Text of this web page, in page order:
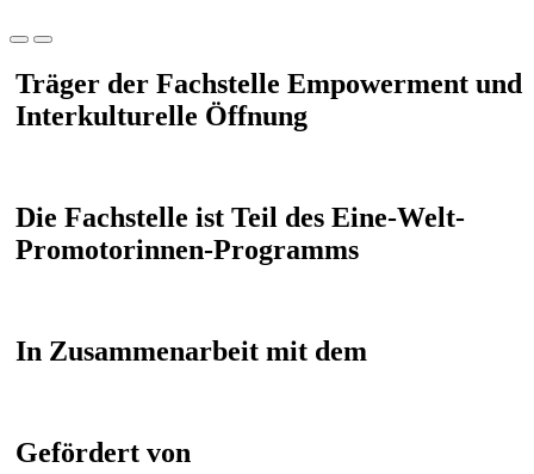
Träger der Fachstelle Empowerment und
Interkulturelle Öffnung
Die Fachstelle ist Teil des Eine-Welt-
Promotorinnen-Programms
In Zusammenarbeit mit dem
Gefördert von